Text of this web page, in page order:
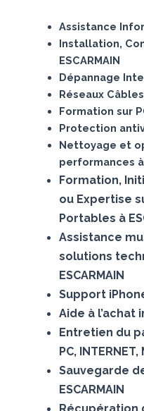
Assistance
Installation,
ESCARMAIN
Dépannage
Réseaux Câbles
Formation sur
Protection
Nettoyage et
performances à
Formation,
ou Expertise
Portables à
Assistance
solutions
ESCARMAIN
Support
Aide à l’achat
Entretien du
PC, INTERNET,
Sauvegarde
ESCARMAIN
Récupération